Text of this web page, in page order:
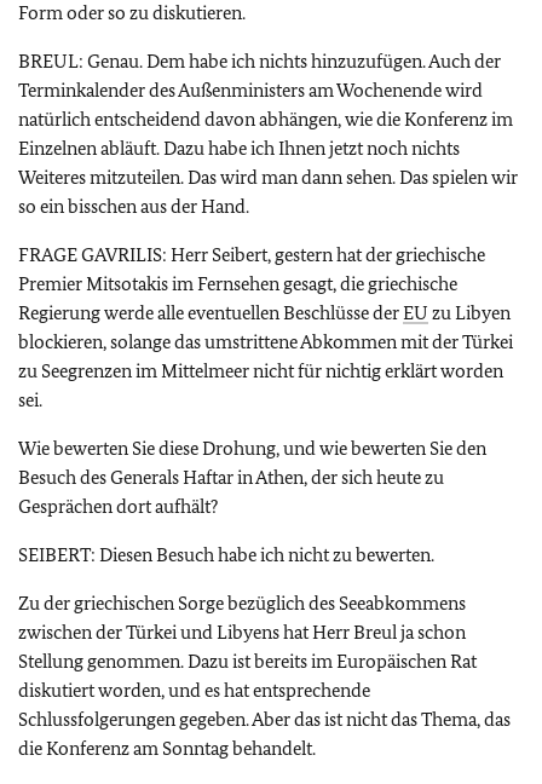
Form oder so zu diskutieren.
BREUL: Genau. Dem habe ich nichts hinzuzufügen. Auch der
Terminkalender des Außenministers am Wochenende wird
natürlich entscheidend davon abhängen, wie die Konferenz im
Einzelnen abläuft. Dazu habe ich Ihnen jetzt noch nichts
Weiteres mitzuteilen. Das wird man dann sehen. Das spielen wir
so ein bisschen aus der Hand.
FRAGE GAVRILIS: Herr Seibert, gestern hat der griechische
Premier Mitsotakis im Fernsehen gesagt, die griechische
Regierung werde alle eventuellen Beschlüsse derEU zu Libyen
blockieren, solange das umstrittene Abkommen mit der Türkei
zu Seegrenzen im Mittelmeer nicht für nichtig erklärt worden
sei.
Wie bewerten Sie diese Drohung, und wie bewerten Sie den
Besuch des Generals Haftar in Athen, der sich heute zu
Gesprächen dort aufhält?
SEIBERT: Diesen Besuch habe ich nicht zu bewerten.
Zu der griechischen Sorge bezüglich des Seeabkommens
zwischen der Türkei und Libyens hat Herr Breul ja schon
Stellung genommen. Dazu ist bereits im Europäischen Rat
diskutiert worden, und es hat entsprechende
Schlussfolgerungen gegeben. Aber das ist nicht das Thema, das
die Konferenz am Sonntag behandelt.